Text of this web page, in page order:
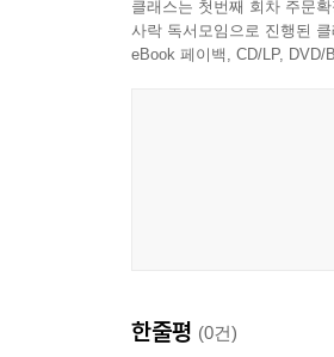
클래스는 첫번째 회차 주문
사락 독서모임으로 진행된
eBook 페이백, CD/LP,
한줄평 (0건)